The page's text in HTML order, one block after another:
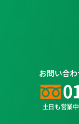
お問い合
土日も営業